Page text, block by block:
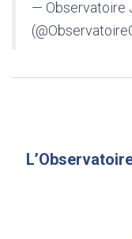
— Observatoire